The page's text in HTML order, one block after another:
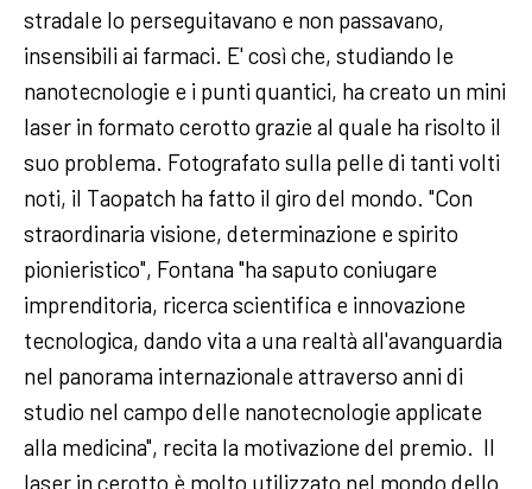
stradale lo perseguitavano e non passavano,
insensibili ai farmaci. E' così che, studiando le
nanotecnologie e i punti quantici, ha creato un mini
laser in formato cerotto grazie al quale ha risolto il
suo problema. Fotografato sulla pelle di tanti volti
noti, il Taopatch ha fatto il giro del mondo. "Con
straordinaria visione, determinazione e spirito
pionieristico", Fontana "ha saputo coniugare
imprenditoria, ricerca scientifica e innovazione
tecnologica, dando vita a una realtà all'avanguardia
nel panorama internazionale attraverso anni di
studio nel campo delle nanotecnologie applicate
alla medicina", recita la motivazione del premio. Il
laser in cerotto è molto utilizzato nel mondo dello